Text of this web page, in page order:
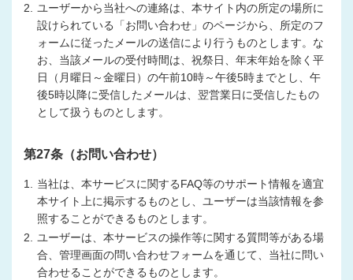
2.
ユーザーから当社への連絡は、本サイト内の所定の場所に
設けられている「お問い合わせ」のページから、所定のフ
ォームに従ったメールの送信により行うものとします。な
お、当該メールの受付時間は、祝祭日、年末年始を除く平
日（月曜日～金曜日）の午前10時～午後5時までとし、午
後5時以降に受信したメールは、翌営業日に受信したもの
として扱うものとします。
第27条（お問い合わせ）
1.
当社は、本サービスに関するFAQ等のサポート情報を適宜
本サイト上に掲示するものとし、ユーザーは当該情報を参
照することができるものとします。
2. ユーザーは、本サービスの操作等に関する質問等がある場
合、管理画面の問い合わせフォームを通じて、当社に問い
合わせることができるものとします。